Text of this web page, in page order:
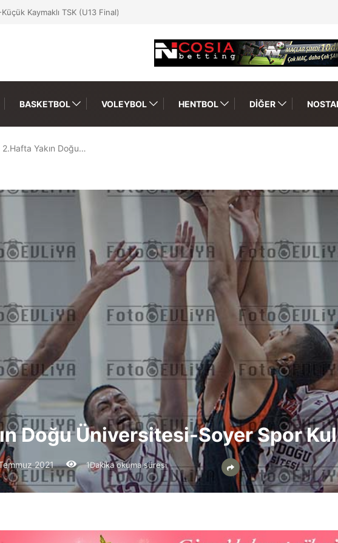
Kaymaklı TSK (U13 Final)
BASKETBOL VOLEYBOL HENTBOL DIĞER
2.Hafta Yakın Doğu…
Doğu Üniversitesi-Soyer Spor
2021 1Dakika okuma süresi